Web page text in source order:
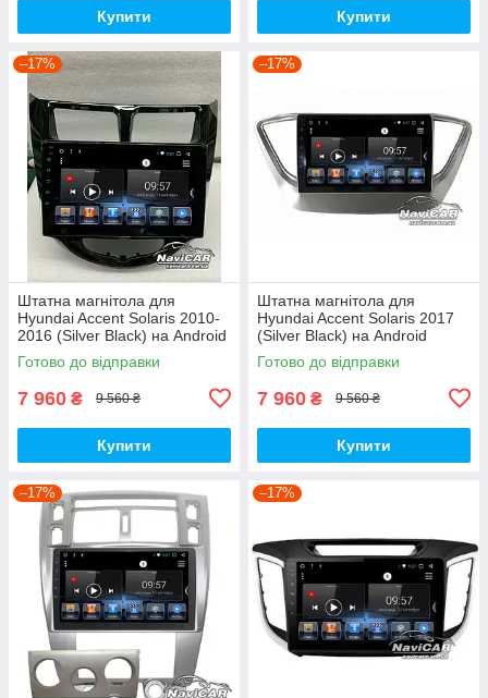
Купити Купити
–17%
Штатна магнітола для
Hyundai Accent Solaris 2010-
2016 (Silver Black) на Android
Готово до відправки
7 960 ₴ 9 560 ₴
Купити
–17%
Штатна магнітола для
Hyundai Accent Solaris 2017
(Silver Black) на Android
Готово до відправки
7 960 ₴ 9 560 ₴
Купити
–17% –17%